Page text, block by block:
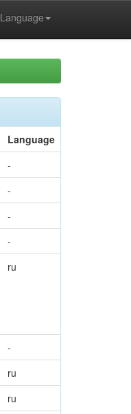
Language
Language
-
-
-
-
ru
-
ru
ru